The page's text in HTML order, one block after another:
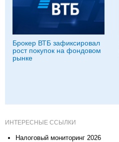
Брокер ВТБ зафиксировал
рост покупок на фондовом
рынке
ИНТЕРЕСНЫЕ ССЫЛКИ
Налоговый мониторинг 2026